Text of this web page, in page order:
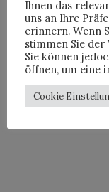
Ihnen das
uns an Ihre
erinnern. Wenn
stimmen Sie der
Sie können
öffnen, um eine
Cookie